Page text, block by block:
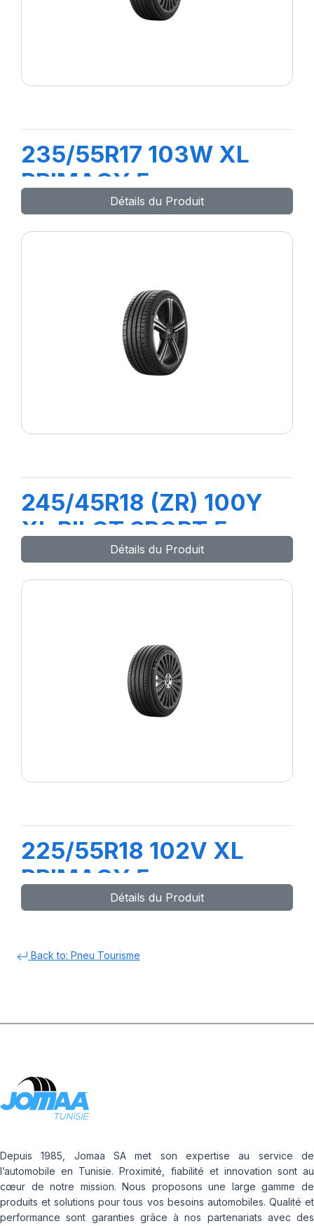
235/55R17 103W XL
PRIMACY 5
Détails du Produit
245/45R18 (ZR) 100Y
XL PILOT SPORT 5
Détails du Produit
225/55R18 102V XL
PRIMACY 5
Détails du Produit
Back to: Pneu Tourisme
Depuis 1985, Jomaa SA met son expertise au service de
l’automobile en Tunisie. Proximité, fiabilité et innovation sont au
cœur de notre mission. Nous proposons une large gamme de
produits et solutions pour tous vos besoins automobiles. Qualité et
performance sont garanties grâce à nos partenariats avec des